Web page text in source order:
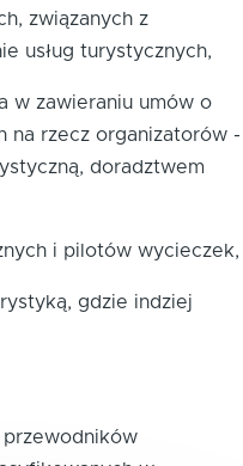
związanych z
usług turystycznych,
w zawieraniu umów o
na rzecz organizatorów -
doradztwem
i pilotów wycieczek,
gdzie indziej
przewodników